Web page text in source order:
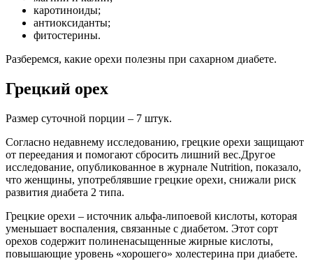
каротиноиды;
антиоксиданты;
фитостерины.
Разберемся, какие орехи полезны при сахарном диабете.
Грецкий орех
Размер суточной порции ‒ 7 штук.
Согласно недавнему исследованию, грецкие орехи защищают
от переедания и помогают сбросить лишний вес.Другое
исследование, опубликованное в журнале Nutrition, показало,
что женщины, употреблявшие грецкие орехи, снижали риск
развития диабета 2 типа.
Грецкие орехи ‒ источник альфа-липоевой кислоты, которая
уменьшает воспаления, связанные с диабетом. Этот сорт
орехов содержит полиненасыщенные жирные кислоты,
повышающие уровень «хорошего» холестерина при диабете.